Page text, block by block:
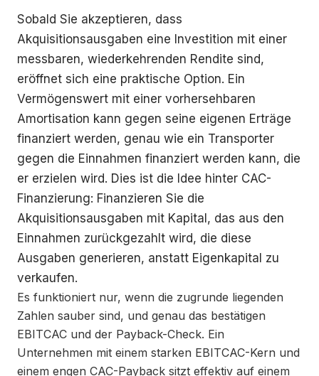
Sobald Sie akzeptieren, dass
Akquisitionsausgaben eine Investition mit einer
messbaren, wiederkehrenden Rendite sind,
eröffnet sich eine praktische Option. Ein
Vermögenswert mit einer vorhersehbaren
Amortisation kann gegen seine eigenen Erträge
finanziert werden, genau wie ein Transporter
gegen die Einnahmen finanziert werden kann, die
er erzielen wird. Dies ist die Idee hinter CAC-
Finanzierung: Finanzieren Sie die
Akquisitionsausgaben mit Kapital, das aus den
Einnahmen zurückgezahlt wird, die diese
Ausgaben generieren, anstatt Eigenkapital zu
verkaufen.
Es funktioniert nur, wenn die zugrunde liegenden
Zahlen sauber sind, und genau das bestätigen
EBITCAC und der Payback-Check. Ein
Unternehmen mit einem starken EBITCAC-Kern und
einem engen CAC-Payback sitzt effektiv auf einem